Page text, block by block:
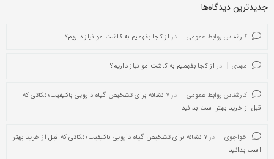
جدیدترین دیدگاه‌‌ها
کارشناس روابط عمومی در از کجا بفهمیم به کاشت مو نیاز داریم؟
مهدی در از کجا بفهمیم به کاشت مو نیاز داریم؟
کارشناس روابط عمومی در
۷ نشانه برای تشخیص گیاه دارویی باکیفیت؛ نکاتی که
قبل از خرید بهتر است بدانید
خواجوی در
۷ نشانه برای تشخیص گیاه دارویی باکیفیت؛ نکاتی که قبل از خرید بهتر
است بدانید